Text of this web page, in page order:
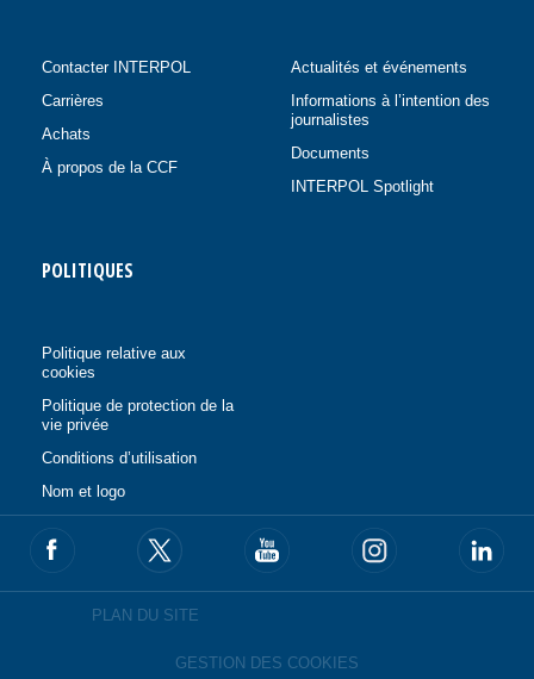
Contacter INTERPOL
Carrières
Achats
À propos de la CCF
Actualités et événements
Informations à l’intention des
journalistes
Documents
INTERPOL Spotlight
POLITIQUES
Politique relative aux
cookies
Politique de protection de la
vie privée
Conditions d’utilisation
Nom et logo
PLAN DU SITE
GESTION DES COOKIES